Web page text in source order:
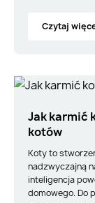
Czytaj
Jak karmić
kotów
Koty to
nadzwyczajną
inteligencja
domowego. Do